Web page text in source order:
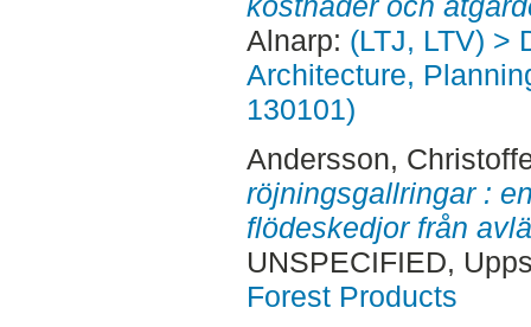
Alnarp: (LTJ, LTV) >
Architecture,
130101)
Andersson,
röjningsgallringar :
flödeskedjor från
UNSPECIFIED,
Forest Products